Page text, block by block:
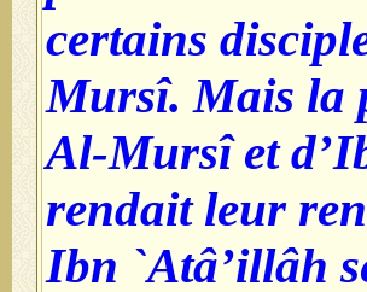
certains
Mursî. Mais la
Al-Mursî et
rendait leur
Ibn `Atâ’illâh